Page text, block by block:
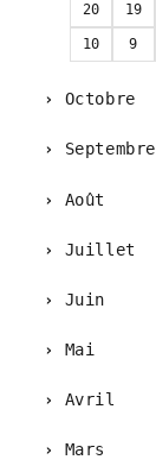
20 19
10 9
Octobre
Septembre
Août
Juillet
Juin
Mai
Avril
Mars